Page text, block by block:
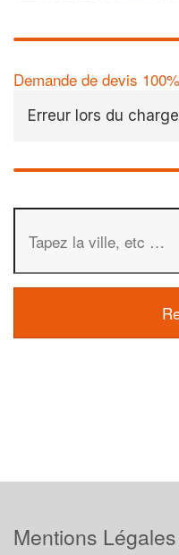
Demande de devis
Erreur lors du
Mentions Légales